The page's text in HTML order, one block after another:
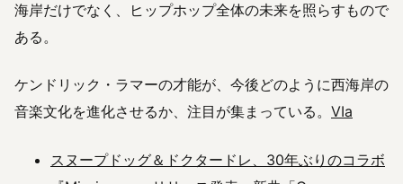
海岸だけでなく、ヒップホップ全体の未来を照らすもので
ある。
ケンドリック・ラマーの才能が、今後どのように西海岸の
音楽文化を進化させるか、注目が集まっている。 VIa
スヌープドッグ＆ドクタードレ、30年ぶりのコラボ